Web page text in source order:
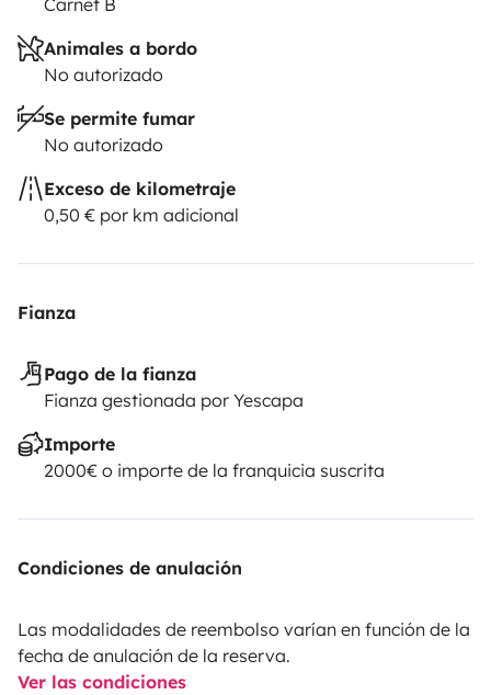
Carnet B
Animales a bordo
No autorizado
Se permite fumar
No autorizado
Exceso de kilometraje
0,50 € por km adicional
Fianza
Pago de la fianza
Fianza gestionada por Yescapa
Importe
2000€ o importe de la franquicia suscrita
Condiciones de anulación
Las modalidades de reembolso varían en función de la
fecha de anulación de la reserva.
Ver las condiciones